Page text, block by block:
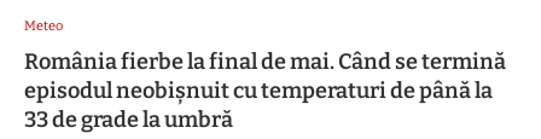
Meteo
România fierbe la final de mai. Când se termină
episodul neobișnuit cu temperaturi de până la
33 de grade la umbră